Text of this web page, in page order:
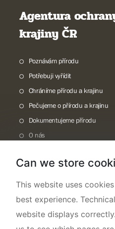
Agentura
krajiny ČR
Poznávám přírodu
Potřebuji vyřídit
Chráníme přírodu a krajinu
Pečujeme o přírodu a krajinu
Dokumentujeme přírodu
O nás
Can we store
This website uses
best experience.
website displays